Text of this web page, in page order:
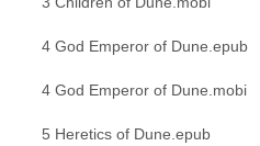
4 God Emperor of Dune.epub
4 God Emperor of Dune.mobi
5 Heretics of Dune.epub